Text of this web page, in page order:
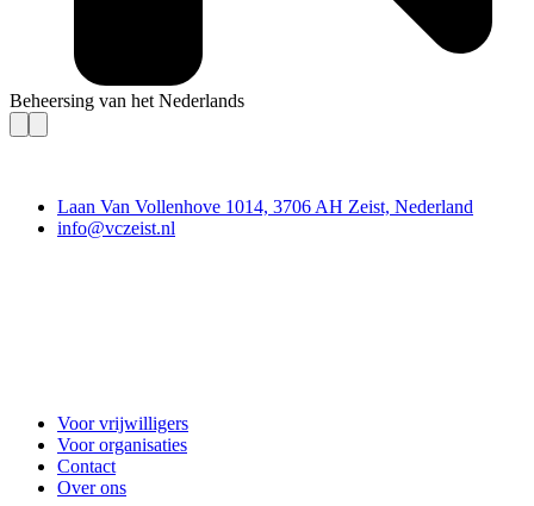
Beheersing van het Nederlands
Laan Van Vollenhove 1014, 3706 AH Zeist, Nederland
info@vczeist.nl
Voor vrijwilligers
Voor organisaties
Contact
Over ons